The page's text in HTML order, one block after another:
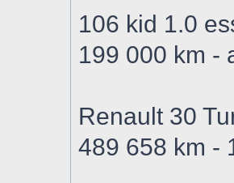
106 kid 1.0
199 000 km -
Renault 30
489 658 km -